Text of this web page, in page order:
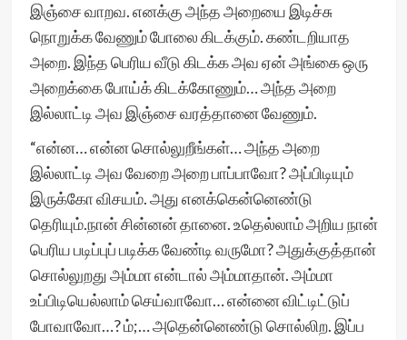
இஞ்சை வாறவ. எனக்கு அந்த அறையை இடிச்சு
நொறுக்க வேணும் போலை கிடக்கும். கண்டறியாத
அறை. இந்த பெரிய வீடு கிடக்க அவ ஏன் அங்கை ஒரு
அறைக்கை போய்க் கிடக்கோணும்… அந்த அறை
இல்லாட்டி அவ இஞ்சை வரத்தானை வேணும்.
“என்ன… என்ன சொல்லுறீங்கள்… அந்த அறை
இல்லாட்டி அவ வேறை அறை பாப்பாவோ? அப்பிடியும்
இருக்கோ விசயம். அது எனக்கென்னெண்டு
தெரியும்.நான் சின்னன் தானை. உதெல்லாம் அறிய நான்
பெரிய படிப்புப் படிக்க வேண்டி வருமோ? அதுக்குத்தான்
சொல்லுறது அம்மா என்டால் அம்மாதான். அம்மா
உப்பிடியெல்லாம் செய்வாவோ… என்னை விட்டிட்டுப்
போவாவோ…? ம்;… அதென்னெண்டு சொல்லிற. இப்ப